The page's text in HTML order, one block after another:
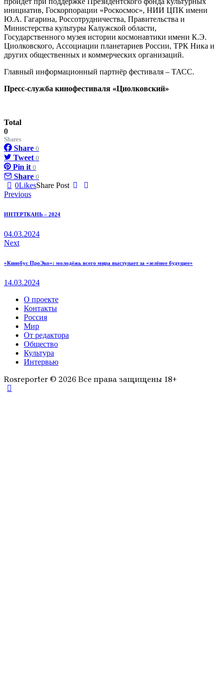
инициатив, Госкорпорации «Роскосмос», НИИ ЦПК имени
Ю.А. Гагарина, Россотрудничества, Правительства и
Министерства культуры Калужской области,
Государственного музея истории космонавтики имени К.Э.
Циолковского, Ассоциации планетариев России, ТРК Ника и
других общественных и коммерческих организаций.
Главный информационный партнёр фестиваля – ТАСС.
Пресс-служба кинофестиваля «Циолковский»
Total
0
Shares
Share 0
Tweet 0
Pin it 0
Share 0
0LikesShare Post
Навигация
по
Previous
ИНТЕРТКАНЬ – 2024
04.03.2024
Next
«Кинобус ПроЭко»: молодёжь всего мира выступает за «зелёное будущее»
14.03.2024
О проекте
Контакты
Россия
Мир
От редактора
Общество
Культура
Интервью
Rosreporter © 2026 Все права защищены 18+